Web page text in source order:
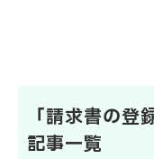
「請求書の
記事一覧